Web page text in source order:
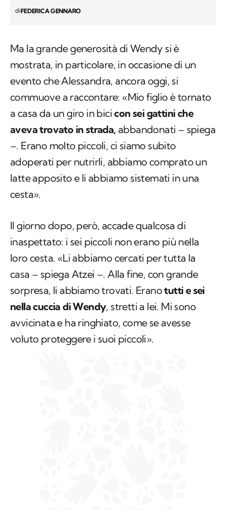
diFEDERICA GENNARO
Ma la grande generosità di Wendy si è
mostrata, in particolare, in occasione di un
evento che Alessandra, ancora oggi, si
commuove a raccontare: «Mio figlio è tornato
a casa da un giro in bicicon sei gattini che
aveva trovato in strada, abbandonati – spiega
–. Erano molto piccoli, ci siamo subito
adoperati per nutrirli, abbiamo comprato un
latte apposito e li abbiamo sistemati in una
cesta».
Il giorno dopo, però, accade qualcosa di
inaspettato: i sei piccoli non erano più nella
loro cesta. «Li abbiamo cercati per tutta la
casa – spiega Atzei –. Alla fine, con grande
sorpresa, li abbiamo trovati. Eranotutti e sei
nella cuccia di Wendy, stretti a lei. Mi sono
avvicinata e ha ringhiato, come se avesse
voluto proteggere i suoi piccoli».